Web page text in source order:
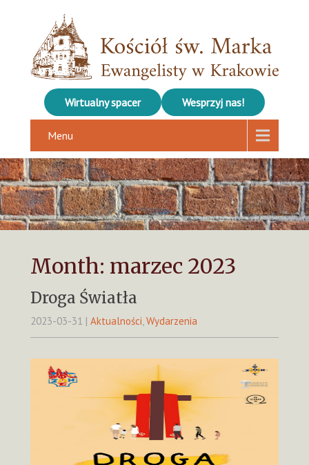
Wirtualny spacer Wesprzyj nas!
Menu
Month: marzec 2023
Droga Światła
2023-03-31 | Aktualności Wydarzenia